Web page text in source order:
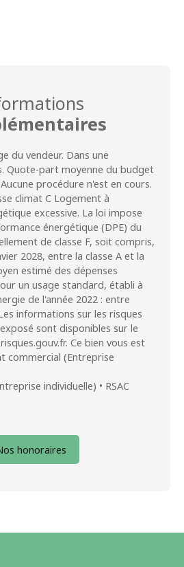
du vendeur. Dans une
Quote-part moyenne du budget
procédure n'est en cours.
climat C Logement à
excessive. La loi impose
énergétique (DPE) du
de classe F, soit compris,
2028, entre la classe A et la
estimé des dépenses
un usage standard, établi à
de l'année 2022 : entre
informations sur les risques
sont disponibles sur le
Ce bien vous est
commercial (Entreprise
individuelle) • RSAC
honoraires